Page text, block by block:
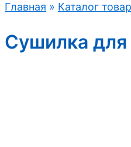
Главная » Каталог
Сушилка для